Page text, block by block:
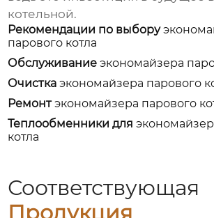
котельной.
Рекомендации по выбору
парового котла
Обслуживаниеэкономайзера
Очисткаэкономайзера парового
Ремонтэкономайзера парового
Теплообменники для
котла
Соответствующая
Продукция